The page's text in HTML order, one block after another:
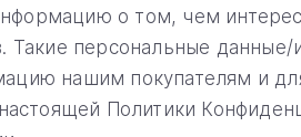
о том, чем
персональные
нашим покупателям и
Политики